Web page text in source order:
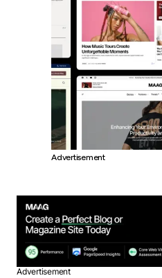
Advertisement
Advertisement